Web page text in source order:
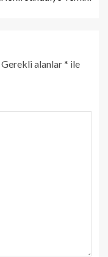
Gerekli alanlar* ile